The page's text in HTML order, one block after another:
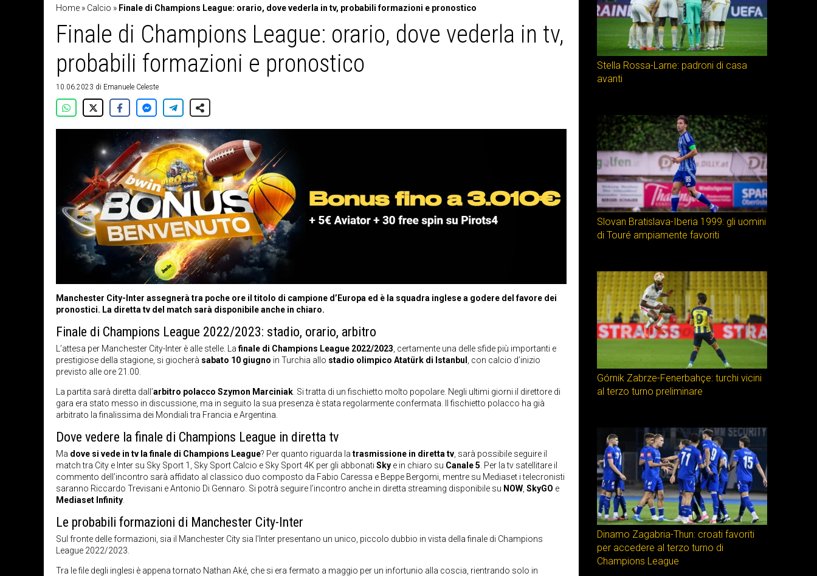
Home » Calcio » Finale di Champions League: orario, dove vederla in tv, probabili formazioni e pronostico
Finale di Champions League: orario, dove vederla in tv,
probabili formazioni e pronostico
10.06.2023 di Emanuele Celeste
Manchester City-Inter assegnerà tra poche ore il titolo di campione d’Europa ed è la squadra inglese a godere del favore dei
pronostici. La diretta tv del match sarà disponibile anche in chiaro.
Finale di Champions League 2022/2023: stadio, orario, arbitro
L’attesa per Manchester City-Inter è alle stelle. Lafinale di Champions League 2022/2023 , certamente una delle sfide più importanti e
prestigiose della stagione, si giocherà sabato 10 giugno in Turchia allo stadio olimpico Atatürk di Istanbul , con calcio d’inizio
previsto alle ore 21.00.
La partita sarà diretta dall’arbitro polacco Szymon Marciniak . Si tratta di un fischietto molto popolare. Negli ultimi giorni il direttore di
gara era stato messo in discussione, ma in seguito la sua presenza è stata regolarmente confermata. Il fischietto polacco ha già
arbitrato la finalissima dei Mondiali tra Francia e Argentina.
Dove vedere la finale di Champions League in diretta tv
Ma dove si vede in tv la finale di Champions League? Per quanto riguarda la trasmissione in diretta tv , sarà possibile seguire il
match tra City e Inter su Sky Sport 1, Sky Sport Calcio e Sky Sport 4K per gli abbonati Sky e in chiaro su Canale 5 . Per la tv satellitare il
commento dell’incontro sarà affidato al classico duo composto da Fabio Caressa e Beppe Bergomi, mentre su Mediaset i telecronisti
saranno Riccardo Trevisani e Antonio Di Gennaro. Si potrà seguire l’incontro anche in diretta streaming disponibile su NOW SkyGO e
Mediaset Infinity
Le probabili formazioni di Manchester City-Inter
Sul fronte delle formazioni, sia il Manchester City sia l’Inter presentano un unico, piccolo dubbio in vista della finale di Champions
League 2022/2023.
Tra le file degli inglesi è appena tornato Nathan Aké, che si era fermato a maggio per un infortunio alla coscia, rientrando solo in
Stella Rossa-Larne: padroni di casa
avanti
Slovan Bratislava-Iberia 1999: gli uomini
di Touré ampiamente favoriti
Górnik Zabrze-Fenerbahçe: turchi vicini
al terzo turno preliminare
Dinamo Zagabria-Thun: croati favoriti
per accedere al terzo turno di
Champions League